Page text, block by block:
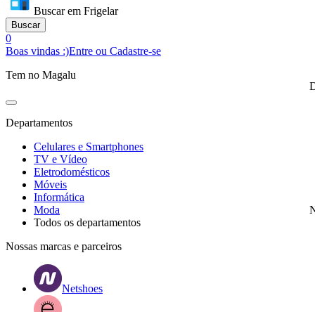
Buscar em Frigelar
Buscar
0
Boas vindas :)Entre ou Cadastre-se
Tem no Magalu
Departamentos
Celulares e Smartphones
TV e Vídeo
Eletrodomésticos
Móveis
Informática
Moda
Todos os departamentos
Nossas marcas e parceiros
Netshoes